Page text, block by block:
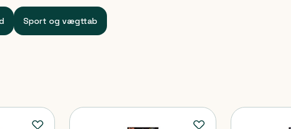
Sport og vægttab